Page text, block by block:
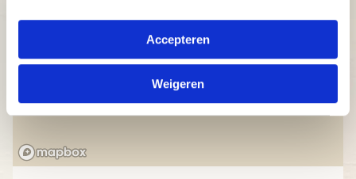
Accepteren
Weigeren